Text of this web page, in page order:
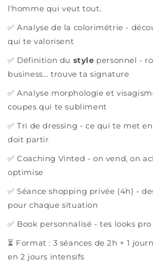
l'homme qui veut tout.
✅ Analyse de la colorimétrie -
qui te valorisent
✅ Définition du style personnel -
business... trouve ta signature
✅ Analyse morphologie et
coupes qui te subliment
✅ Tri de dressing - ce qui te met
doit partir
✅ Coaching Vinted - on vend, on
optimise
✅ Séance shopping privée (4h) -
pour chaque situation
✅ Book personnalisé - tes looks
⏳ Format : 3 séances de 2h + 1
en 2 jours intensifs